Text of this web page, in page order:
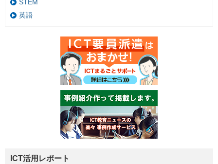
STEM
英語
ICT活用レポート